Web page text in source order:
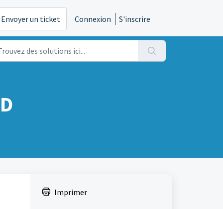
Envoyer un ticket Connexion S'inscrire
Imprimer